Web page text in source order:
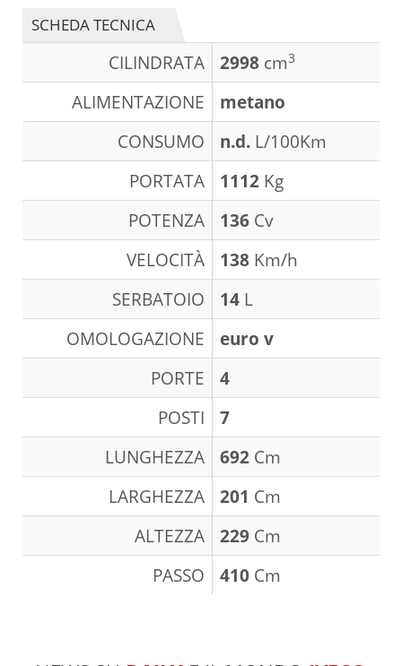
SCHEDA TECNICA
CILINDRATA 2998 cm3
ALIMENTAZIONE
metano
CONSUMO
n.d. L/100Km
PORTATA
1112 Kg
POTENZA
136 Cv
VELOCITÀ
138 Km/h
SERBATOIO
14 L
OMOLOGAZIONE
euro v
PORTE
4
POSTI
7
LUNGHEZZA
692 Cm
LARGHEZZA
201 Cm
ALTEZZA
229 Cm
PASSO
410 Cm